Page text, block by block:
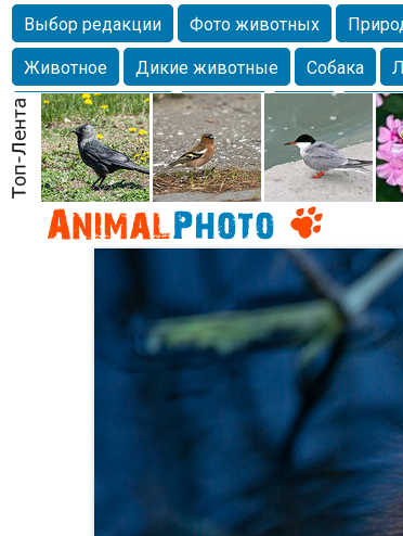
Выбор редакции Фото животных
Животное
Дикие животные Собака
Млекопитающие
Красота Озеро
любимцы
Волгоград Лебедь Город
Спаниель